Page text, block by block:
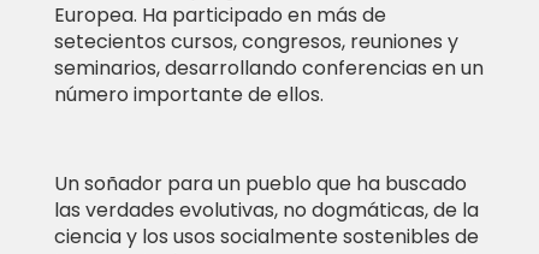
Europea. Ha participado en más de
setecientos cursos, congresos, reuniones y
seminarios, desarrollando conferencias en un
número importante de ellos.
Un soñador para un pueblo que ha buscado
las verdades evolutivas, no dogmáticas, de la
ciencia y los usos socialmente sostenibles de